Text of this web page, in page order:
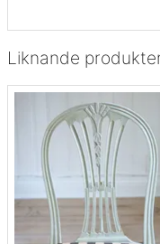
Liknande
• Färg: Blå, rosa, gul
• Svensk tillverkning
• Leveransvillkor:
ingen returrätt.
Vill du ha ett tygprov